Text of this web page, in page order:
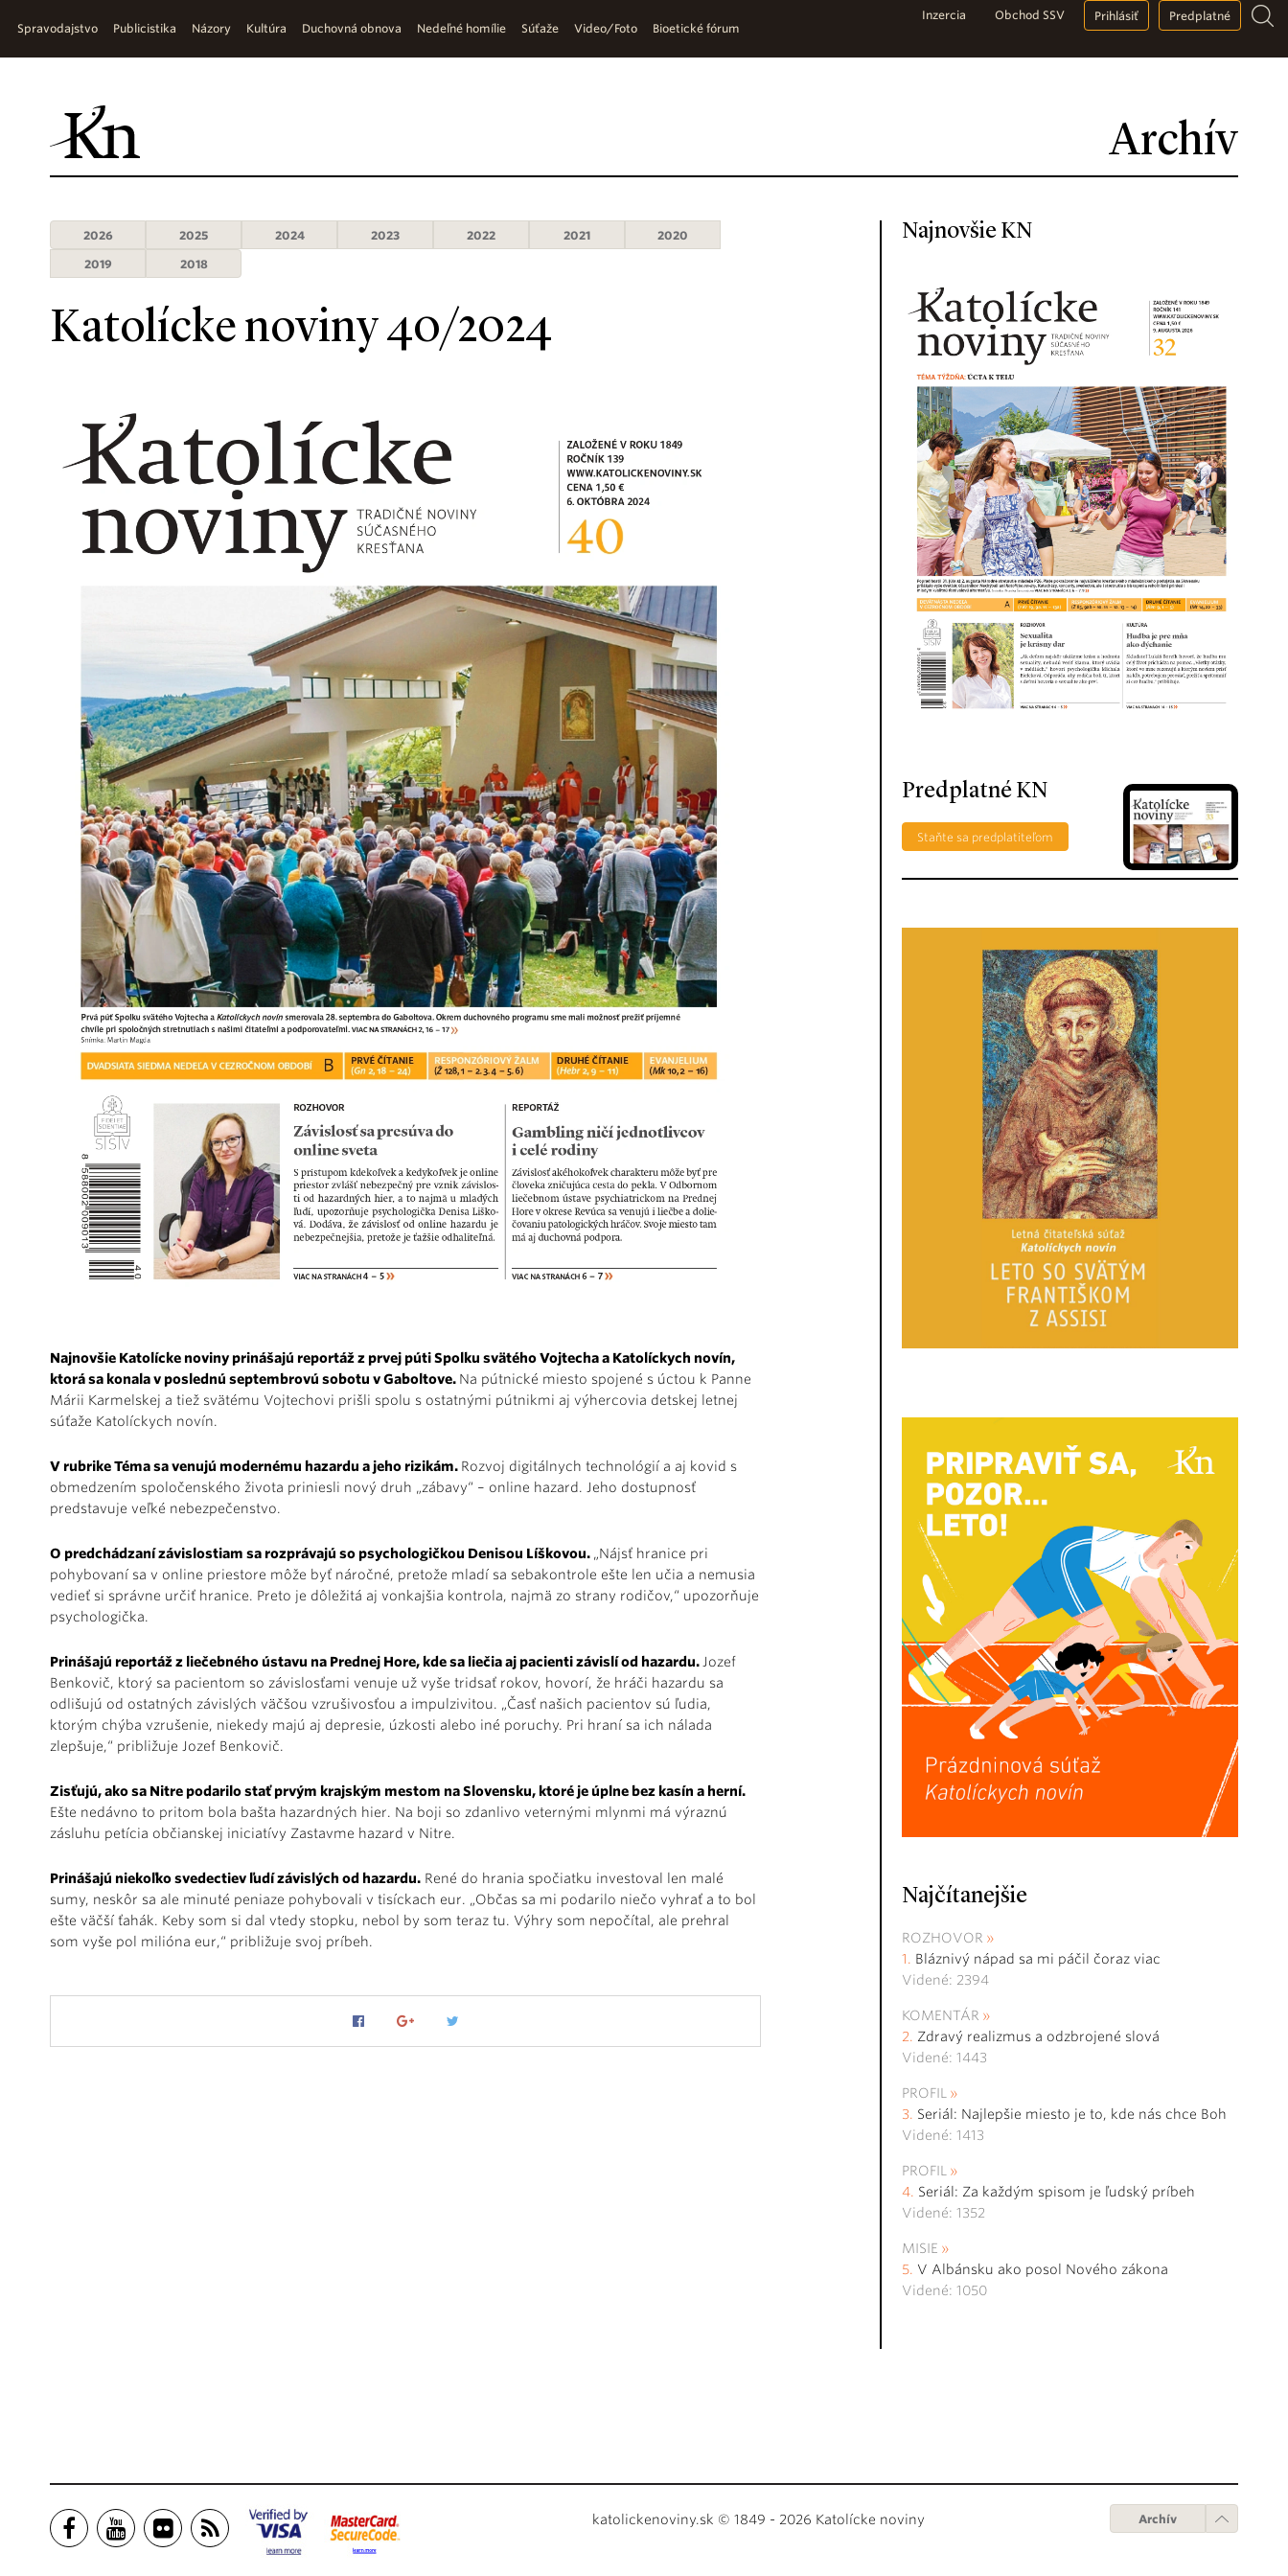
Archív
Spravodajstvo Publicistika Názory Kultúra Duchovná obnova Nedeľné homílie Súťaže Video/Foto Bioetické fórum
Inzercia Obchod SSV Prihlásiť Predplatné
2026 2025 2024 2023 2022 2021
2020
2019
2018
Katolícke noviny 40/2024
Najnovšie Katolícke noviny prinášajú reportáž z prvej púti Spolku svätého Vojtecha a Katolíckych novín,
ktorá sa konala v poslednú septembrovú sobotu v Gaboltove. Na pútnické miesto spojené s úctou k Panne
Márii Karmelskej a tiež svätému Vojtechovi prišli spolu s ostatnými pútnikmi aj výhercovia detskej letnej
súťaže Katolíckych novín.
V rubrike Téma sa venujú modernému hazardu a jeho rizikám. Rozvoj digitálnych technológií a aj kovid s
obmedzením spoločenského života priniesli nový druh „zábavy“ – online hazard. Jeho dostupnosť
predstavuje veľké nebezpečenstvo.
O predchádzaní závislostiam sa rozprávajú so psychologičkou Denisou Líškovou. „Nájsť hranice pri
pohybovaní sa v online priestore môže byť náročné, pretože mladí sa sebakontrole ešte len učia a nemusia
vedieť si správne určiť hranice. Preto je dôležitá aj vonkajšia kontrola, najmä zo strany rodičov,“ upozorňuje
psychologička.
Prinášajú reportáž z liečebného ústavu na Prednej Hore, kde sa liečia aj pacienti závislí od hazardu. Jozef
Benkovič, ktorý sa pacientom so závislosťami venuje už vyše tridsať rokov, hovorí, že hráči hazardu sa
odlišujú od ostatných závislých väčšou vzrušivosťou a impulzivitou. „Časť našich pacientov sú ľudia,
ktorým chýba vzrušenie, niekedy majú aj depresie, úzkosti alebo iné poruchy. Pri hraní sa ich nálada
zlepšuje,“ približuje Jozef Benkovič.
Zisťujú, ako sa Nitre podarilo stať prvým krajským mestom na Slovensku, ktoré je úplne bez kasín a herní.
Ešte nedávno to pritom bola bašta hazardných hier. Na boji so zdanlivo veternými mlynmi má výraznú
zásluhu petícia občianskej iniciatívy Zastavme hazard v Nitre.
Prinášajú niekoľko svedectiev ľudí závislých od hazardu. René do hrania spočiatku investoval len malé
sumy, neskôr sa ale minuté peniaze pohybovali v tisíckach eur. „Občas sa mi podarilo niečo vyhrať a to bol
ešte väčší ťahák. Keby som si dal vtedy stopku, nebol by som teraz tu. Výhry som nepočítal, ale prehral
som vyše pol milióna eur,“ približuje svoj príbeh.
Najnovšie KN
Predplatné KN
Staňte sa predplatiteľom
Najčítanejšie
ROZHOVOR
Bláznivý nápad sa mi páčil čoraz viac
Videné: 2394
KOMENTÁR
Zdravý realizmus a odzbrojené slová
Videné: 1443
PROFIL
Seriál: Najlepšie miesto je to, kde nás chce Boh
Videné: 1413
PROFIL
Seriál: Za každým spisom je ľudský príbeh
Videné: 1352
MISIE
V Albánsku ako posol Nového zákona
Videné: 1050
katolickenoviny.sk © 1849 - 2026 Katolícke noviny Archív